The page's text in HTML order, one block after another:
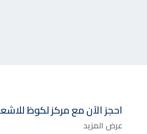
احجز الآن معمركزلكوظ
عرض المزيد